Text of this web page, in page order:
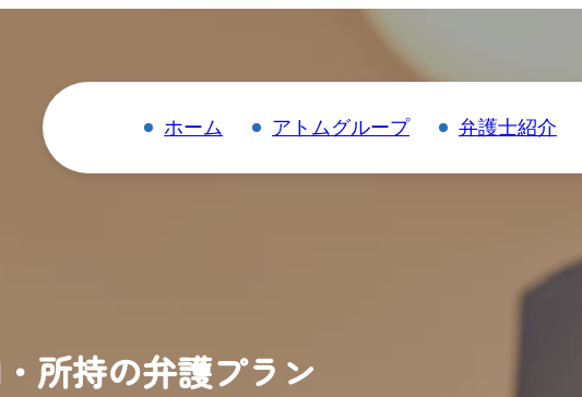
ホーム アトムグループ 弁護士紹介
所持の弁護プラン